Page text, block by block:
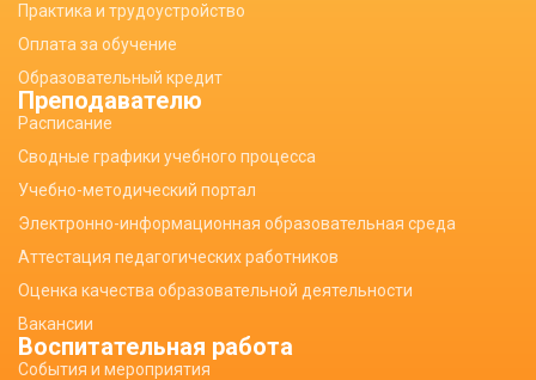
Практика и трудоустройство
Оплата за обучение
Образовательный кредит
Преподавателю
Расписание
Сводные графики учебного процесса
Учебно-методический портал
Электронно-информационная образовательная среда
Аттестация педагогических работников
Оценка качества образовательной деятельности
Вакансии
Воспитательная работа
События и мероприятия